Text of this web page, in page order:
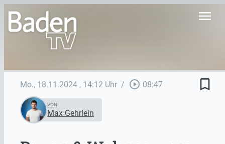
menu
Mo., 18.11.2024 , 14:12 Uhr / play_circle_outline 08:47 bookmark_border
VON
Max Gehrlein